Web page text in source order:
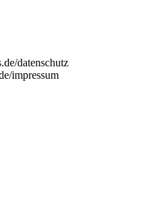
datenschutz
impressum